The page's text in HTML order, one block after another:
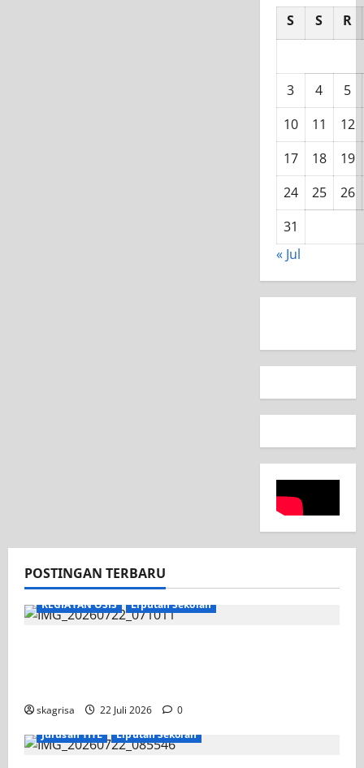
S S R
3 4
5
10
11
12
17
18
19
24
25
26
31
« Jul
POSTINGAN TERBARU
KEGIATAN OSIS Liputan Sekolah
skagrisa 22 Juli 2026
0
Jurusan TITL
Liputan Sekolah